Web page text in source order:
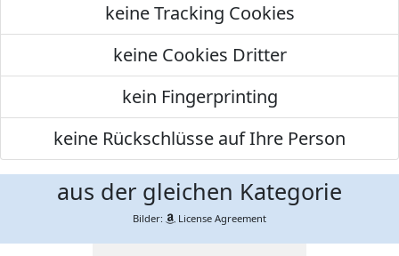
keine Tracking Cookies
keine Cookies Dritter
kein Fingerprinting
keine Rückschlüsse auf Ihre Person
aus der gleichen Kategorie
Bilder: License Agreement